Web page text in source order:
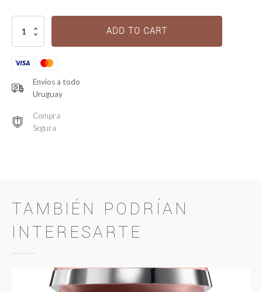
Extentioniste
Résistance
quantity
ADD TO CART
Envios a todo
Uruguay
Compra
Segura
TAMBIÉN PODRÍAN
INTERESARTE